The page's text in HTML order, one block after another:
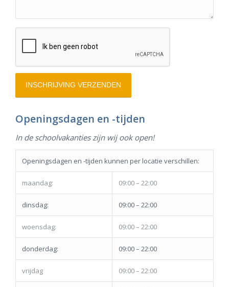
Openingsdagen en -tijden
In de schoolvakanties zijn wij ook open!
Openingsdagen en -tijden kunnen per locatie verschillen:
maandag: 09:00 – 22:00
dinsdag: 09:00 – 22:00
woensdag: 09:00 – 22:00
donderdag: 09:00 – 22:00
vrijdag 09:00 – 22:00